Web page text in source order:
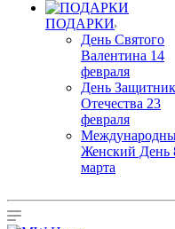
ПОДАРКИ
День Святого
Валентина 14
февраля
День
Отечества 23
февраля
Женский День
марта